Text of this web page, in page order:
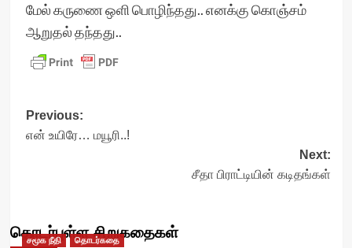
மேல் கருணை ஒளி பொழிந்தது.. எனக்கு கொஞ்சம்
ஆறுதல் தந்தது..
Post
navigation
Previous:
என் உயிரே… மயூரி..!
Next:
சீதா பிராட்டியின் கடிதங்கள்
தொடர்புள்ள சிறுகதைகள்
சமூக நீதி தொடர்கதை